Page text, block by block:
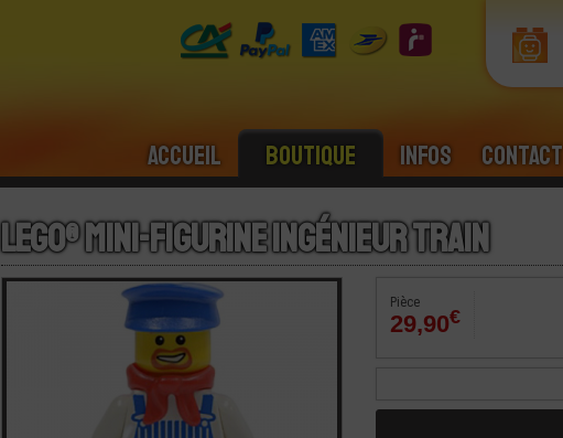
Accueil Boutique Infos Contact
LEGO® Mini-Figurine Ingénieur Train
Pièce
29,90€